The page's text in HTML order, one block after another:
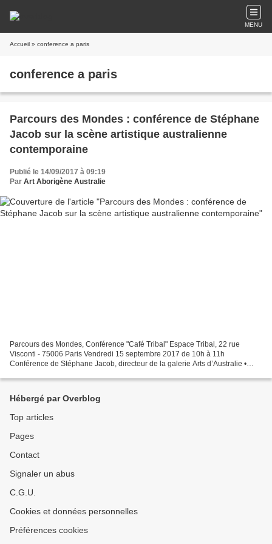
MENU
Accueil » conference a paris
conference a paris
Parcours des Mondes : conférence de Stéphane
Jacob sur la scène artistique australienne
contemporaine
Publié le 14/09/2017 à 09:19
Par Art Aborigène Australie
Parcours des Mondes, Conférence "Café Tribal" Espace Tribal, 22 rue
Visconti - 75006 Paris Vendredi 15 septembre 2017 de 10h à 11h
Conférence de Stéphane Jacob, directeur de la galerie Arts d’Australie •
Hébergé par Overblog
Top articles
Pages
Contact
Signaler un abus
C.G.U.
Cookies et données personnelles
Préférences cookies